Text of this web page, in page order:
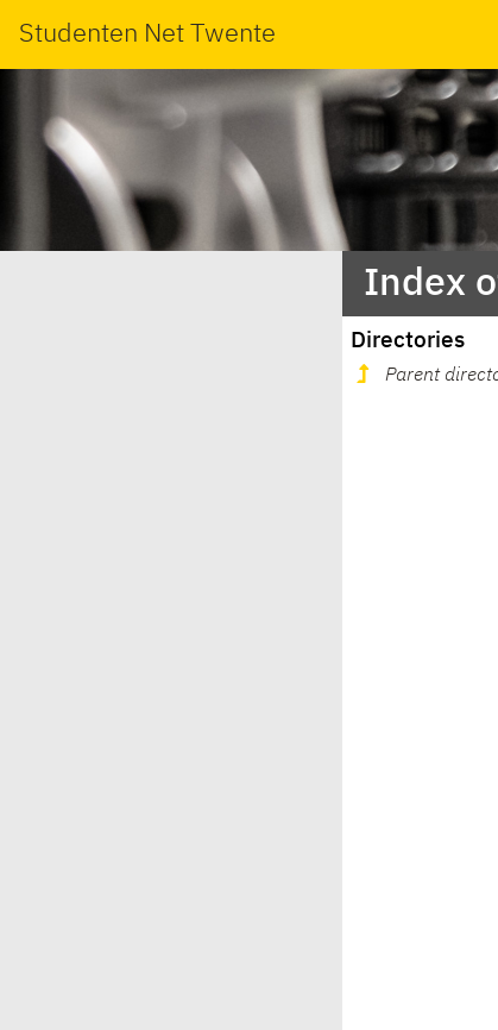
Studenten Net Twente
Index
Directories
Parent